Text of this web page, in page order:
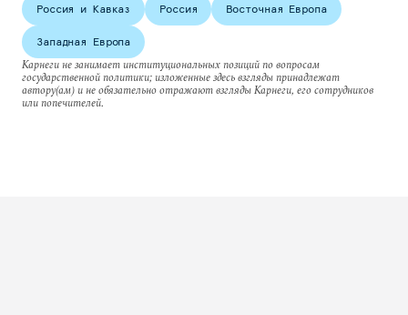
Россия и Кавказ Россия Восточная Европа
Западная Европа
Карнеги не занимает институциональных позиций по вопросам
государственной политики; изложенные здесь взгляды принадлежат
автору(ам) и не обязательно отражают взгляды Карнеги, его сотрудников
или попечителей.